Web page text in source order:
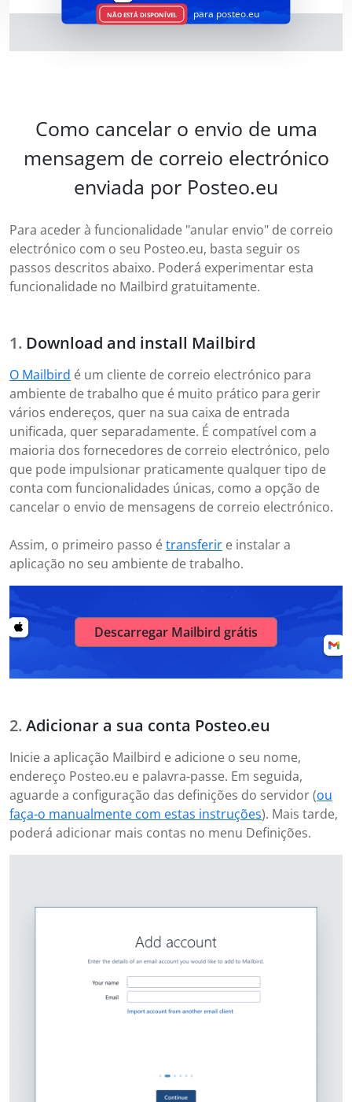
NÃO ESTÁ DISPONÍVEL para posteo.eu
Como cancelar o envio de uma
mensagem de correio electrónico
enviada por Posteo.eu
Para aceder à funcionalidade "anular envio" de correio
electrónico com o seu Posteo.eu, basta seguir os
passos descritos abaixo. Poderá experimentar esta
funcionalidade no Mailbird gratuitamente.
Download and install Mailbird
O Mailbird é um cliente de correio electrónico para
ambiente de trabalho que é muito prático para gerir
vários endereços, quer na sua caixa de entrada
unificada, quer separadamente. É compatível com a
maioria dos fornecedores de correio electrónico, pelo
que pode impulsionar praticamente qualquer tipo de
conta com funcionalidades únicas, como a opção de
cancelar o envio de mensagens de correio electrónico.
Assim, o primeiro passo étransferir e instalar a
aplicação no seu ambiente de trabalho.
Descarregar Mailbird grátis
Adicionar a sua conta Posteo.eu
Inicie a aplicação Mailbird e adicione o seu nome,
endereço Posteo.eu e palavra-passe. Em seguida,
aguarde a configuração das definições do servidor (ou
faça-o manualmente com estas instruções). Mais tarde,
poderá adicionar mais contas no menu Definições.